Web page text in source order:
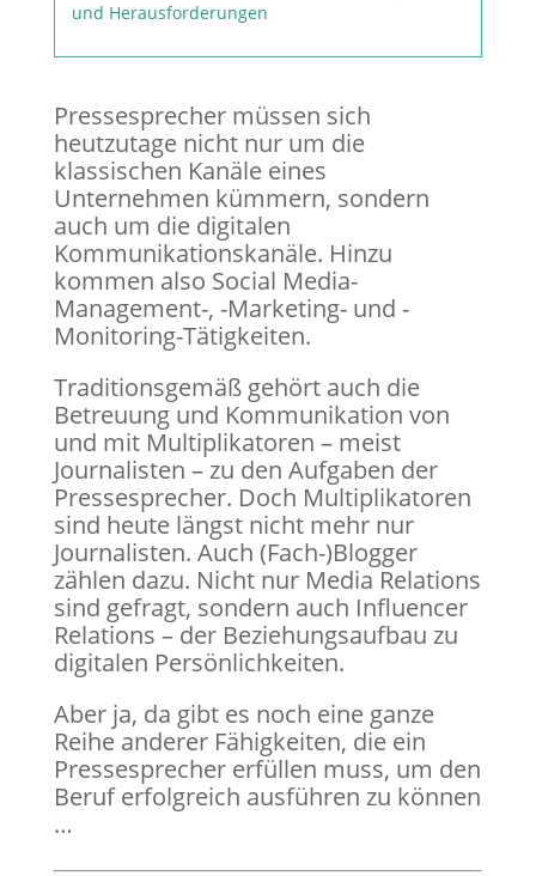
und Herausforderungen
Pressesprecher müssen sich
heutzutage nicht nur um die
klassischen Kanäle eines
Unternehmen kümmern, sondern
auch um die digitalen
Kommunikationskanäle. Hinzu
kommen also Social Media-
Management-, -Marketing- und -
Monitoring-Tätigkeiten.
Traditionsgemäß gehört auch die
Betreuung und Kommunikation von
und mit Multiplikatoren – meist
Journalisten – zu den Aufgaben der
Pressesprecher. Doch Multiplikatoren
sind heute längst nicht mehr nur
Journalisten. Auch (Fach-)Blogger
zählen dazu. Nicht nur Media Relations
sind gefragt, sondern auch Influencer
Relations – der Beziehungsaufbau zu
digitalen Persönlichkeiten.
Aber ja, da gibt es noch eine ganze
Reihe anderer Fähigkeiten, die ein
Pressesprecher erfüllen muss, um den
Beruf erfolgreich ausführen zu können
…